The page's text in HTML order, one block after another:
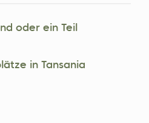
oder ein Teil
in Tansania